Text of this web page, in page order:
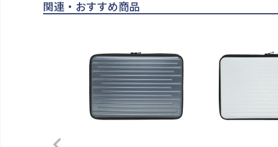
関連・おすすめ商品